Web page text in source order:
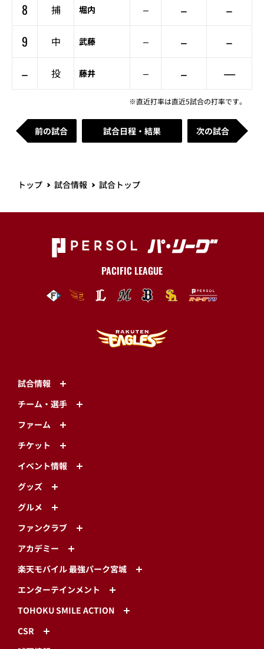
8
捕 堀内 – –
–
9
中 武藤 – –
–
–
投 藤井 – – —
※直近打率は直近5試合の打率です。
前の試合 試合日程・結果 次の試合
トップ 試合情報 試合トップ
PACIFIC LEAGUE
試合情報
チーム・選手
ファーム
チケット
イベント情報
グッズ
グルメ
ファンクラブ
アカデミー
楽天モバイル 最強パーク宮城
エンターテインメント
TOHOKU SMILE ACTION
CSR